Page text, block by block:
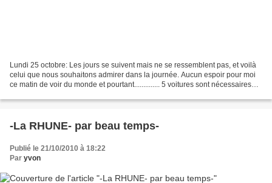
Lundi 25 octobre: Les jours se suivent mais ne se ressemblent pas, et voilà
celui que nous souhaitons admirer dans la journée. Aucun espoir pour moi
ce matin de voir du monde et pourtant.............. 5 voitures sont nécessaires
-La RHUNE- par beau temps-
Publié le 21/10/2010 à 18:22
Par yvon